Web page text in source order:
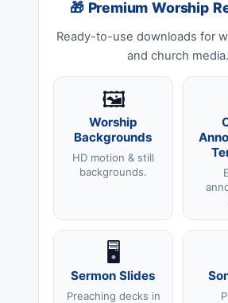
🎁 Premium Worship
Ready-to-use downloads for
and church media.
🖼️
Worship
Backgrounds
HD motion & still
backgrounds.
🖥️
Sermon Slides
Preaching decks in